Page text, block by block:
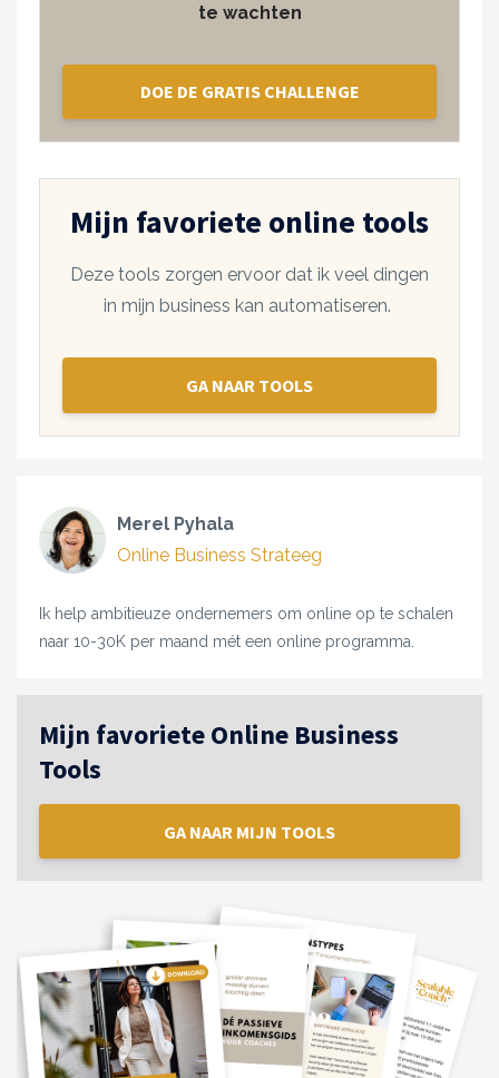
te wachten
DOE DE GRATIS CHALLENGE
Mijn favoriete online tools
Deze tools zorgen ervoor dat ik veel dingen
in mijn business kan automatiseren.
GA NAAR TOOLS
Merel Pyhala
Online Business Strateeg
Ik help ambitieuze ondernemers om online op te schalen
naar 10-30K per maand mét een online programma.
Mijn favoriete Online Business
Tools
GA NAAR MIJN TOOLS